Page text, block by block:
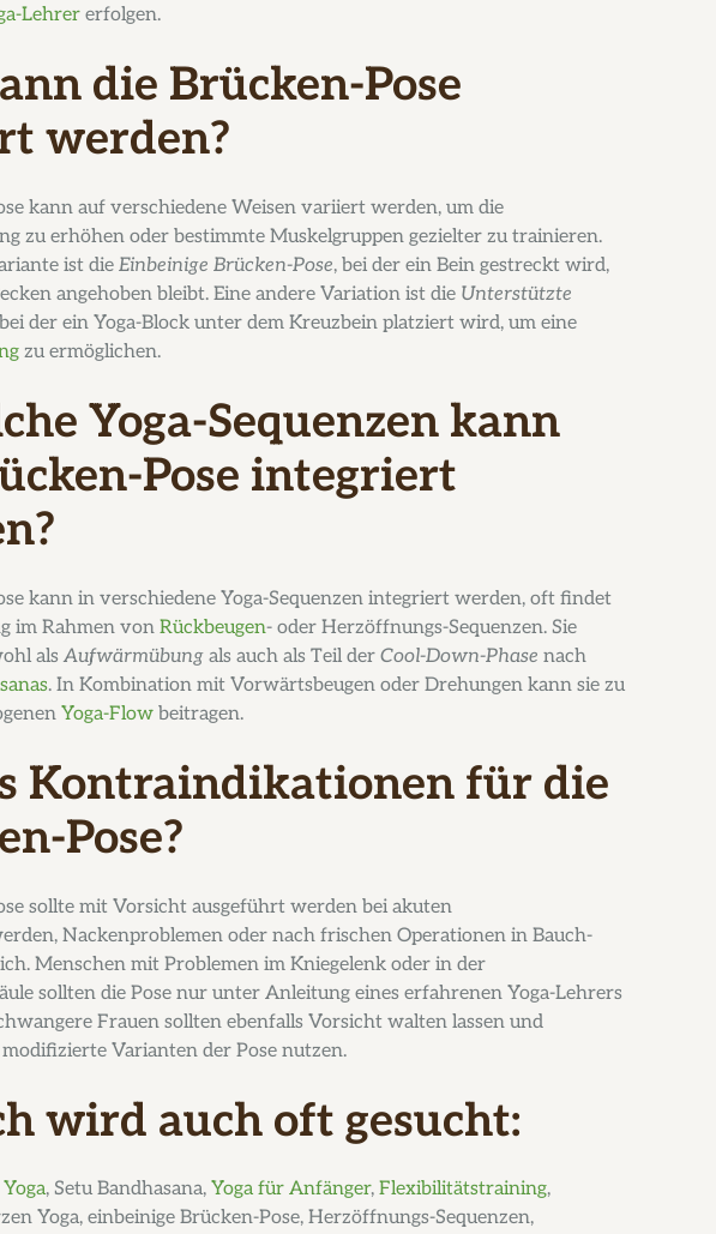
Lehrer erfolgen.
die Brücken-Pose
werden?
kann auf verschiedene Weisen variiert werden, um die
zu erhöhen oder bestimmte Muskelgruppen gezielter zu trainieren.
ist die Einbeinige Brücken-Pose, bei der ein Bein gestreckt wird,
angehoben bleibt. Eine andere Variation ist die Unterstützte
der ein Yoga-Block unter dem Kreuzbein platziert wird, um eine
zu ermöglichen.
Yoga-Sequenzen kann
Pose integriert
kann in verschiedene Yoga-Sequenzen integriert werden, oft findet
im Rahmen von Rückbeugen- oder Herzöffnungs-Sequenzen. Sie
alsAufwärmübung als auch als Teil der Cool-Down-Phase nach
. In Kombination mit Vorwärtsbeugen oder Drehungen kann sie zu
Yoga-Flow beitragen.
Kontraindikationen für die
Pose?
sollte mit Vorsicht ausgeführt werden bei akuten
Nackenproblemen oder nach frischen Operationen in Bauch-
Menschen mit Problemen im Kniegelenk oder in der
sollten die Pose nur unter Anleitung eines erfahrenen Yoga-Lehrers
Frauen sollten ebenfalls Vorsicht walten lassen und
modifizierte Varianten der Pose nutzen.
wird auch oft gesucht:
Yoga, Setu Bandhasana, Yoga für Anfänger, Flexibilitätstraining,
Yoga, einbeinige Brücken-Pose, Herzöffnungs-Sequenzen,